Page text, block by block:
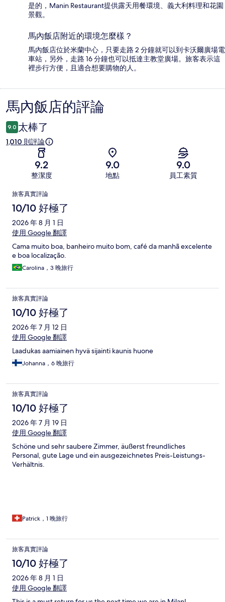
是的，Manin Restaurant提供露天用餐環境、義大利料理和花園
景觀。
馬內飯店附近的環境怎麼樣？
馬內飯店位於米蘭中心，只要走路 2 分鐘就可以到卡沃爾廣場電
車站，另外，走路 16 分鐘也可以抵達主教堂廣場。旅客表示這
裡步行方便，且適合想要購物的人。
評
論
馬內飯店的評論
9.0 太棒了
1,010 則評論
9.2
整潔度
9.0
地點
9.0
員工素質
評
論
旅客真實評論
10/10 好極了
2026 年 8 月 1 日
使用 Google 翻譯
Cama muito boa, banheiro muito bom, café da manhã excelente
e boa localização.
Carolina，3 晚旅行
旅客真實評論
10/10 好極了
2026 年 7 月 12 日
使用 Google 翻譯
Laadukas aamiainen hyvä sijainti kaunis huone
Johanna，6 晚旅行
旅客真實評論
10/10 好極了
2026 年 7 月 19 日
使用 Google 翻譯
Schöne und sehr saubere Zimmer, äußerst freundliches
Personal, gute Lage und ein ausgezeichnetes Preis-Leistungs-
Verhältnis.
Patrick，1 晚旅行
旅客真實評論
10/10 好極了
2026 年 8 月 1 日
使用 Google 翻譯